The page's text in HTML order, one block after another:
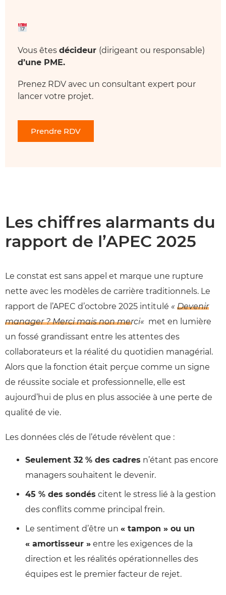
Vous êtes décideur (dirigeant ou responsable)
d’une PME.
Prenez RDV avec un consultant expert pour
lancer votre projet.
Prendre RDV
Les chiffres alarmants du
rapport de l’APEC 2025
Le constat est sans appel et marque une rupture
nette avec les modèles de carrière traditionnels. Le
rapport de l’APEC d’octobre 2025 intitulé « Devenir
manager ? Merci mais non merci« met en lumière
un fossé grandissant entre les attentes des
collaborateurs et la réalité du quotidien managérial.
Alors que la fonction était perçue comme un signe
de réussite sociale et professionnelle, elle est
aujourd’hui de plus en plus associée à une perte de
qualité de vie.
Les données clés de l’étude révèlent que :
Seulement 32 % des cadres n’étant pas encore
managers souhaitent le devenir.
45 % des sondés citent le stress lié à la gestion
des conflits comme principal frein.
Le sentiment d’être un « tampon » ou un
« amortisseur » entre les exigences de la
direction et les réalités opérationnelles des
équipes est le premier facteur de rejet.